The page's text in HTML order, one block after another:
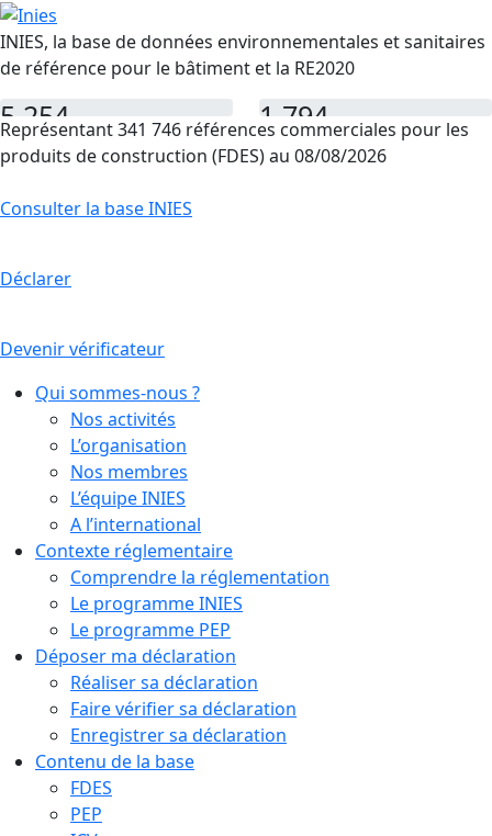
INIES, la base de données environnementales et sanitaires
de référence pour le bâtiment et la RE2020
5 254
FDES
1 794
PEP
Représentant 341 746 références commerciales pour les
produits de construction (FDES) au 08/08/2026
Consulter la base INIES
Déclarer
Devenir vérificateur
Qui sommes-nous ?
Nos activités
L’organisation
Nos membres
L’équipe INIES
A l’international
Contexte réglementaire
Comprendre la réglementation
Le programme INIES
Le programme PEP
Déposer ma déclaration
Réaliser sa déclaration
Faire vérifier sa déclaration
Enregistrer sa déclaration
Contenu de la base
FDES
PEP